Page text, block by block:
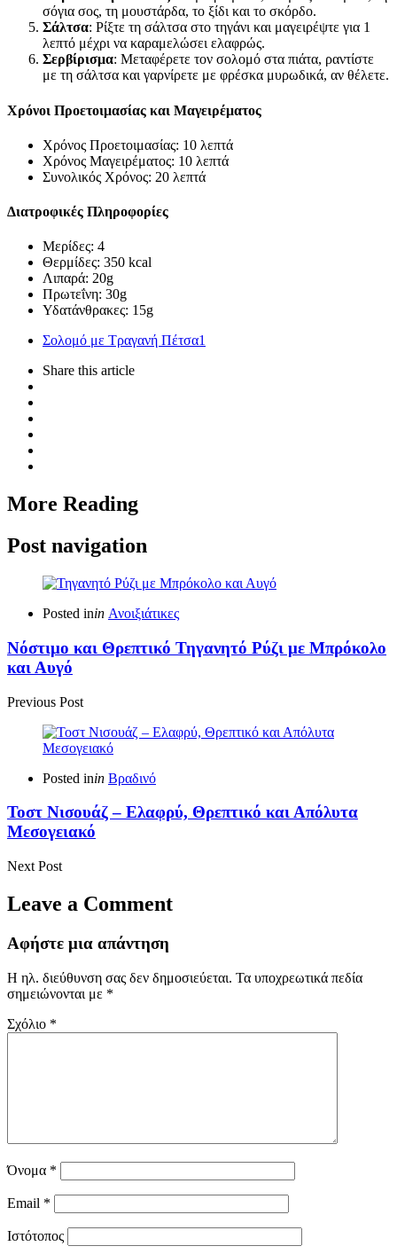
σόγια σος, τη μουστάρδα, το ξίδι και το σκόρδο.
Σάλτσα: Ρίξτε τη σάλτσα στο τηγάνι και μαγειρέψτε για 1
λεπτό μέχρι να καραμελώσει ελαφρώς.
Σερβίρισμα: Μεταφέρετε τον σολομό στα πιάτα, ραντίστε
με τη σάλτσα και γαρνίρετε με φρέσκα μυρωδικά, αν θέλετε.
Χρόνοι Προετοιμασίας και Μαγειρέματος
Χρόνος Προετοιμασίας: 10 λεπτά
Χρόνος Μαγειρέματος: 10 λεπτά
Συνολικός Χρόνος: 20 λεπτά
Διατροφικές Πληροφορίες
Μερίδες: 4
Θερμίδες: 350 kcal
Λιπαρά: 20g
Πρωτεΐνη: 30g
Υδατάνθρακες: 15g
Σολομό με Τραγανή Πέτσα1
Share this article
More Reading
Post navigation
Posted inin Ανοιξιάτικες
Νόστιμο και Θρεπτικό Τηγανητό Ρύζι με Μπρόκολο
και Αυγό
Previous Post
Posted inin Βραδινό
Τοστ Νισουάζ – Ελαφρύ, Θρεπτικό και Απόλυτα
Μεσογειακό
Next Post
Leave a Comment
Αφήστε μια απάντηση
Η ηλ. διεύθυνση σας δεν δημοσιεύεται. Τα υποχρεωτικά πεδία
σημειώνονται με *
Σχόλιο *
Όνομα *
Email *
Ιστότοπος